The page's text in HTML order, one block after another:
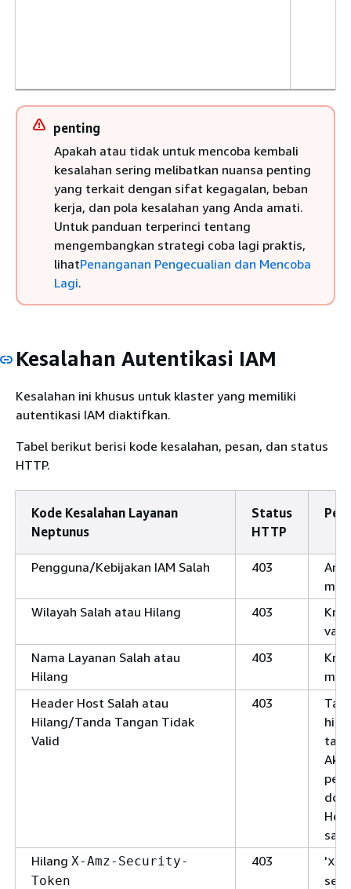
penting
Apakah atau tidak untuk mencoba kembali
kesalahan sering melibatkan nuansa penting
yang terkait dengan sifat kegagalan, beban
kerja, dan pola kesalahan yang Anda amati.
Untuk panduan terperinci tentang
mengembangkan strategi coba lagi praktis,
lihatPenanganan Pengecualian dan Mencoba
Lagi.
Kesalahan Autentikasi IAM
Kesalahan ini khusus untuk klaster yang memiliki
autentikasi IAM diaktifkan.
Tabel berikut berisi kode kesalahan, pesan, dan status
HTTP.
Kode Kesalahan Layanan
Neptunus
Status
HTTP
Pengguna/Kebijakan IAM Salah 403
Wilayah Salah atau Hilang
403
Nama Layanan Salah atau
Hilang
403
Header Host Salah atau
Hilang/Tanda Tangan Tidak
Valid
403
Hilang X-Amz-Security-
Token
403 'x-